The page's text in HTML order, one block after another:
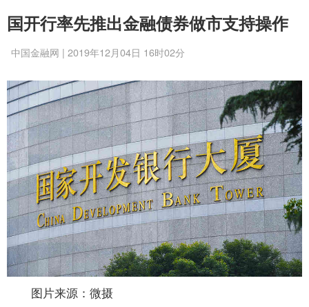
国开行率先推出金融债券做市支持操作
中国金融网 | 2019年12月04日 16时02分
图片来源：微摄